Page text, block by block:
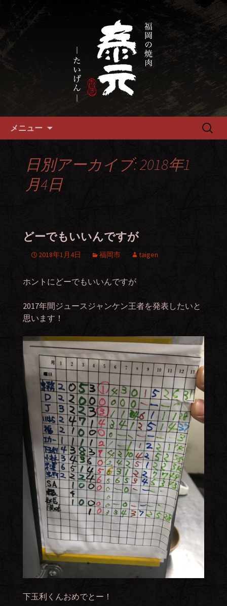
福岡市、畜産農家直送の厳選黒
毛和牛を愉しめる焼肉店
畜産農家直送の厳選肉が自慢の福岡市
の焼肉『泰元』
メニュー
検
日別アーカイブ: 2018年1
月4日
どーでもいいんですが
2018年1月4日 福岡市 taigen
ホントにどーでもいいんですが
2017年間ジュースジャンケン王者を発表したいと
思います！
下玉利くんおめでとー！